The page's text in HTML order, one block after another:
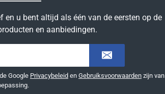
u bent altijd als één van de eersten op de
en aanbiedingen.
Google Privacybeleid en Gebruiksvoorwaarden zijn van